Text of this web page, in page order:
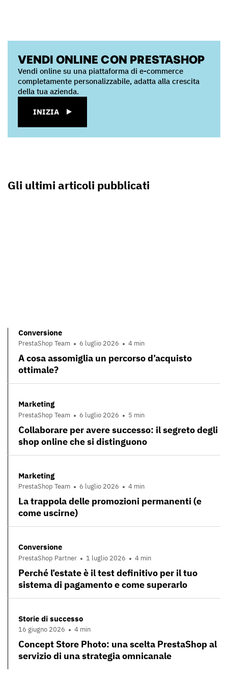
VENDI ONLINE CON PRESTASHOP
Vendi online su una piattaforma di e-commerce
completamente personalizzabile, adatta alla crescita
della tua azienda.
INIZIA
Gli ultimi articoli pubblicati
Conversione
PrestaShop Team 6 luglio 2026 4 min
A cosa assomiglia un percorso d’acquisto
ottimale?
Marketing
PrestaShop Team 6 luglio 2026 5 min
Collaborare per avere successo: il segreto degli
shop online che si distinguono
Marketing
PrestaShop Team 6 luglio 2026 4 min
La trappola delle promozioni permanenti (e
come uscirne)
Conversione
PrestaShop Partner 1 luglio 2026 4 min
Perché l’estate è il test definitivo per il tuo
sistema di pagamento e come superarlo
Storie di successo
16 giugno 2026 4 min
Concept Store Photo: una scelta PrestaShop al
servizio di una strategia omnicanale